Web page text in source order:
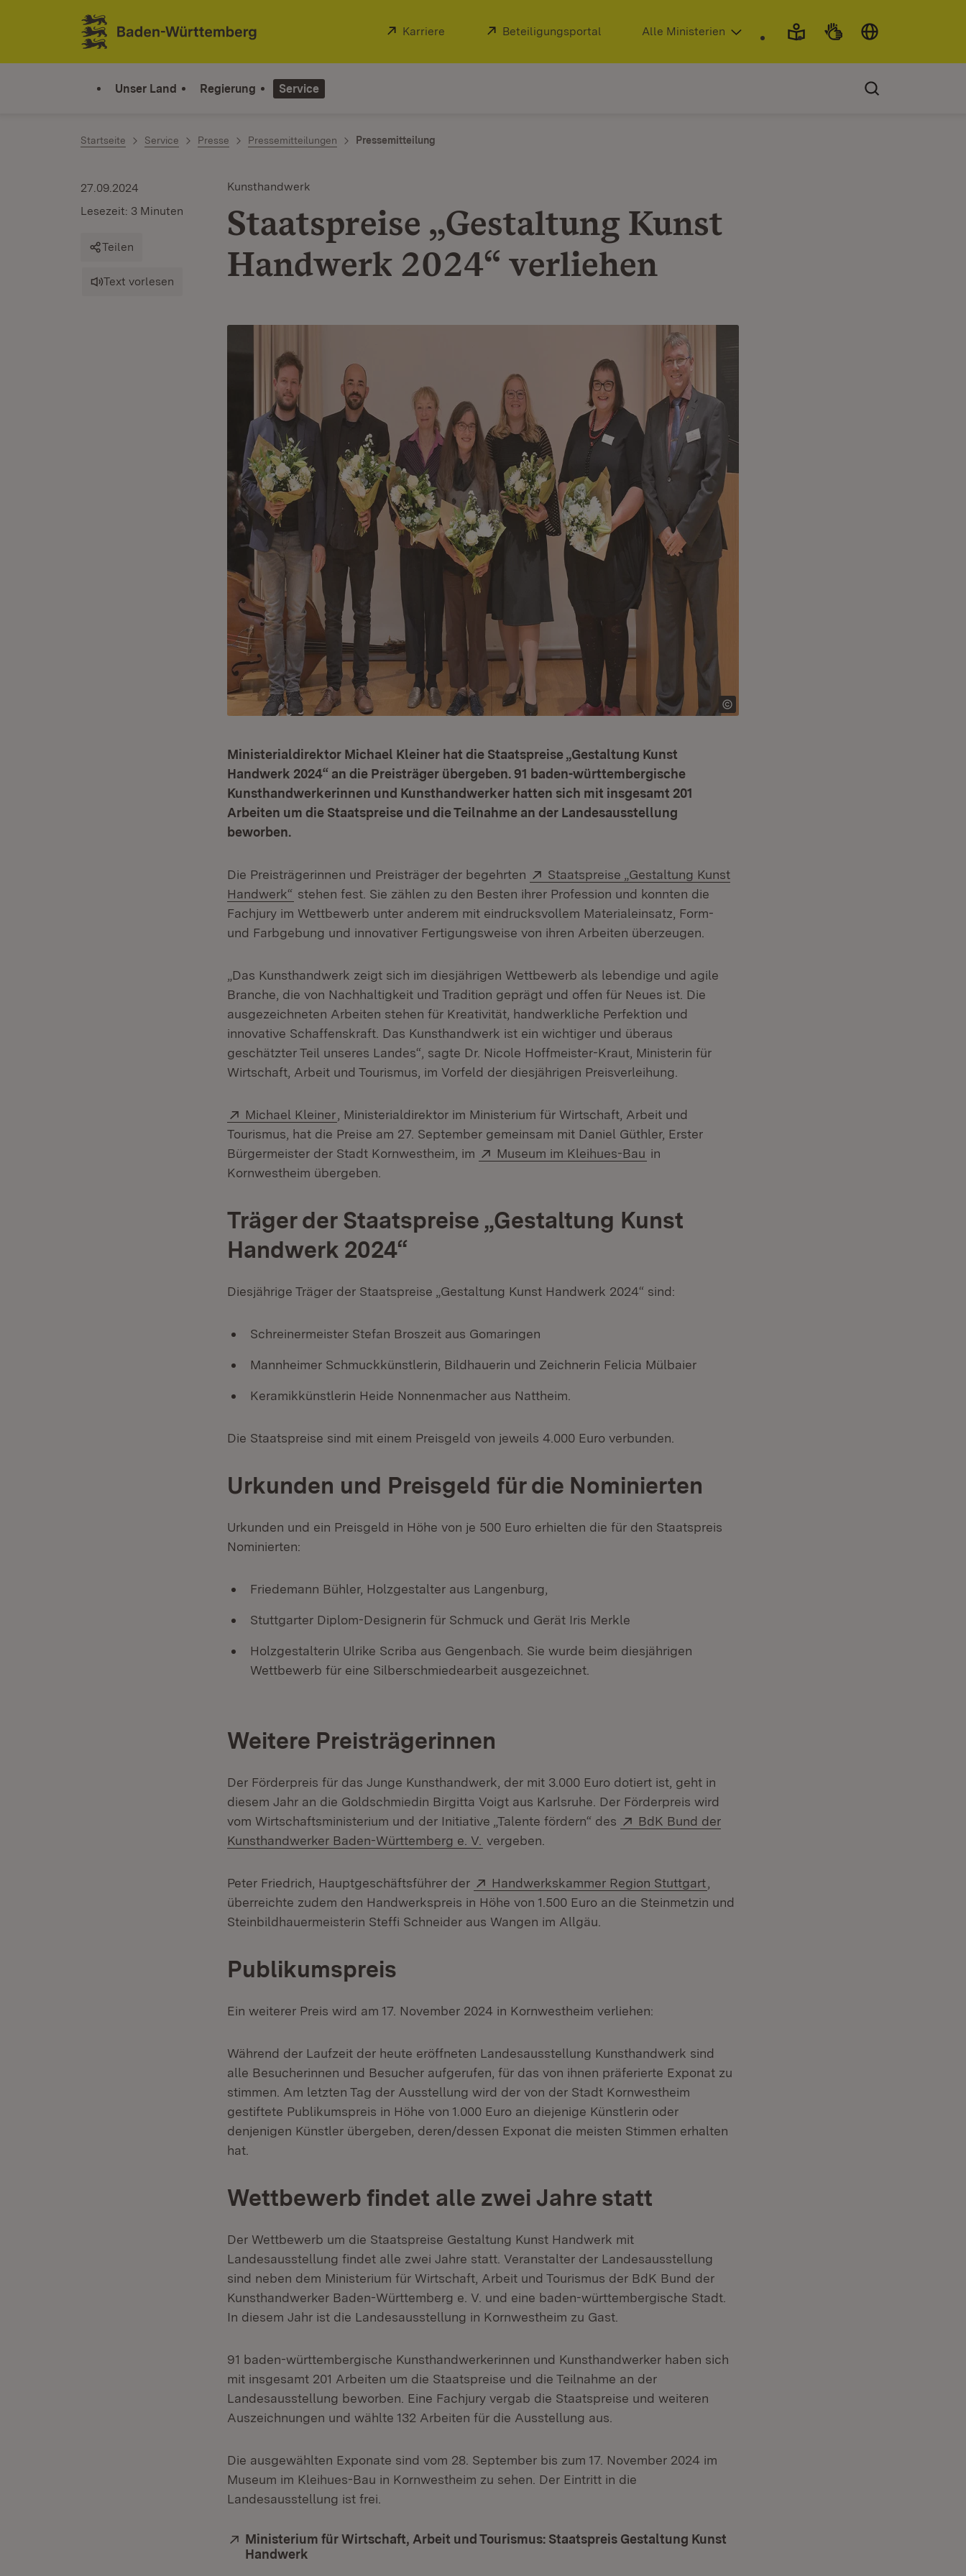
Zum Inhalt springen
Link zur Startseite
Extern:
Karriere (Öffnet in neuem Fenster)
Extern:
Beteiligungsportal (Öffnet in neuem Fenster)
Alle Ministerien
Unser Land Regierung Service
Startseite Service Presse Pressemitteilungen Pressemitteilung
Kunsthandwerk
Staatspreise „Gestaltung Kunst
Handwerk 2024“ verliehen
27.09.2024
Lesezeit: 3 Minuten
Teilen
Text vorlesen
Ministerialdirektor Michael Kleiner hat die Staatspreise „Gestaltung Kunst
Handwerk 2024“ an die Preisträger übergeben. 91 baden-württembergische
Kunsthandwerkerinnen und Kunsthandwerker hatten sich mit insgesamt 201
Arbeiten um die Staatspreise und die Teilnahme an der Landesausstellung
beworben.
Die Preisträgerinnen und Preisträger der begehrten Extern:
Staatspreise „Gestaltung Kunst
Handwerk“ (Öffnet in neuem Fenster)
stehen fest. Sie zählen zu den Besten ihrer Profession und konnten die
Fachjury im Wettbewerb unter anderem mit eindrucksvollem Materialeinsatz, Form-
und Farbgebung und innovativer Fertigungsweise von ihren Arbeiten überzeugen.
„Das Kunsthandwerk zeigt sich im diesjährigen Wettbewerb als lebendige und agile
Branche, die von Nachhaltigkeit und Tradition geprägt und offen für Neues ist. Die
ausgezeichneten Arbeiten stehen für Kreativität, handwerkliche Perfektion und
innovative Schaffenskraft. Das Kunsthandwerk ist ein wichtiger und überaus
geschätzter Teil unseres Landes“, sagte Dr. Nicole Hoffmeister-Kraut, Ministerin für
Wirtschaft, Arbeit und Tourismus, im Vorfeld der diesjährigen Preisverleihung.
Extern:
Michael Kleiner (Öffnet in neuem Fenster)
, Ministerialdirektor im Ministerium für Wirtschaft, Arbeit und
Tourismus, hat die Preise am 27. September gemeinsam mit Daniel Güthler, Erster
Bürgermeister der Stadt Kornwestheim, im
Extern:
Museum im Kleihues-Bau (Öffnet in neuem Fenster)
in
Kornwestheim übergeben.
Träger der Staatspreise „Gestaltung Kunst
Handwerk 2024“
Diesjährige Träger der Staatspreise „Gestaltung Kunst Handwerk 2024“ sind:
Schreinermeister Stefan Broszeit aus Gomaringen
Mannheimer Schmuckkünstlerin, Bildhauerin und Zeichnerin Felicia Mülbaier
Keramikkünstlerin Heide Nonnenmacher aus Nattheim.
Die Staatspreise sind mit einem Preisgeld von jeweils 4.000 Euro verbunden.
Urkunden und Preisgeld für die Nominierten
Urkunden und ein Preisgeld in Höhe von je 500 Euro erhielten die für den Staatspreis
Nominierten:
Friedemann Bühler, Holzgestalter aus Langenburg,
Stuttgarter Diplom-Designerin für Schmuck und Gerät Iris Merkle
Holzgestalterin Ulrike Scriba aus Gengenbach. Sie wurde beim diesjährigen
Wettbewerb für eine Silberschmiedearbeit ausgezeichnet.
Weitere Preisträgerinnen
Der Förderpreis für das Junge Kunsthandwerk, der mit 3.000 Euro dotiert ist, geht in
diesem Jahr an die Goldschmiedin Birgitta Voigt aus Karlsruhe. Der Förderpreis wird
vom Wirtschaftsministerium und der Initiative „Talente fördern“ des
Extern:
BdK Bund der
Kunsthandwerker Baden-Württemberg e. V. (Öffnet in neuem Fenster)
vergeben.
Peter Friedrich, Hauptgeschäftsführer der Extern:
Handwerkskammer Region Stuttgart
überreichte zudem den Handwerkspreis in Höhe von 1.500 Euro an die Steinmetzin und
Steinbildhauermeisterin Steffi Schneider aus Wangen im Allgäu.
Publikumspreis
Ein weiterer Preis wird am 17. November 2024 in Kornwestheim verliehen:
Während der Laufzeit der heute eröffneten Landesausstellung Kunsthandwerk sind
alle Besucherinnen und Besucher aufgerufen, für das von ihnen präferierte Exponat zu
stimmen. Am letzten Tag der Ausstellung wird der von der Stadt Kornwestheim
gestiftete Publikumspreis in Höhe von 1.000 Euro an diejenige Künstlerin oder
denjenigen Künstler übergeben, deren/dessen Exponat die meisten Stimmen erhalten
hat.
Wettbewerb findet alle zwei Jahre statt
Der Wettbewerb um die Staatspreise Gestaltung Kunst Handwerk mit
Landesausstellung findet alle zwei Jahre statt. Veranstalter der Landesausstellung
sind neben dem Ministerium für Wirtschaft, Arbeit und Tourismus der BdK Bund der
Kunsthandwerker Baden-Württemberg e. V. und eine baden-württembergische Stadt.
In diesem Jahr ist die Landesausstellung in Kornwestheim zu Gast.
91 baden-württembergische Kunsthandwerkerinnen und Kunsthandwerker haben sich
mit insgesamt 201 Arbeiten um die Staatspreise und die Teilnahme an der
Landesausstellung beworben. Eine Fachjury vergab die Staatspreise und weiteren
Auszeichnungen und wählte 132 Arbeiten für die Ausstellung aus.
Die ausgewählten Exponate sind vom 28. September bis zum 17. November 2024 im
Museum im Kleihues-Bau in Kornwestheim zu sehen. Der Eintritt in die
Landesausstellung ist frei.
Extern:
Ministerium für Wirtschaft, Arbeit und Tourismus: Staatspreis Gestaltung Kunst
Handwerk